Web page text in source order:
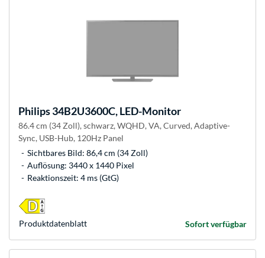
Philips34B2U3600C, LED-Monitor
86.4 cm (34 Zoll), schwarz, WQHD, VA, Curved, Adaptive-
Sync, USB-Hub, 120Hz Panel
Sichtbares Bild: 86,4 cm (34 Zoll)
Auflösung: 3440 x 1440 Pixel
Reaktionszeit: 4 ms (GtG)
Sofort verfügbar
Produkt­datenblatt